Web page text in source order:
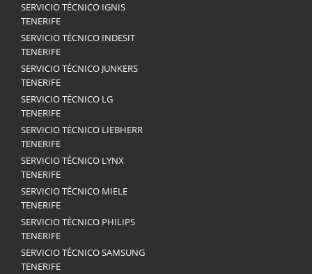
SERVICIO TÉCNICO IGNIS
TENERIFE
SERVICIO TÉCNICO INDESIT
TENERIFE
SERVICIO TÉCNICO JUNKERS
TENERIFE
SERVICIO TÉCNICO LG
TENERIFE
SERVICIO TÉCNICO LIEBHERR
TENERIFE
SERVICIO TÉCNICO LYNX
TENERIFE
SERVICIO TÉCNICO MIELE
TENERIFE
SERVICIO TÉCNICO PHILIPS
TENERIFE
SERVICIO TÉCNICO SAMSUNG
TENERIFE